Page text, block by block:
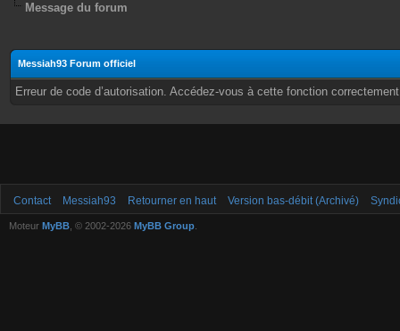
Message du forum
Messiah93 Forum officiel
Erreur de code d’autorisation. Accédez-vous à cette fonction
Contact Messiah93 Retourner en haut Version bas-débit (Archivé)
Moteur MyBB , © 2002-2026 MyBB Group